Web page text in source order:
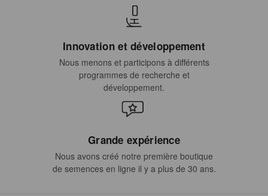
Innovation et développement
Nous menons et participons à différents
programmes de recherche et
développement.
Grande expérience
Nous avons créé notre première boutique
de semences en ligne il y a plus de 30 ans.